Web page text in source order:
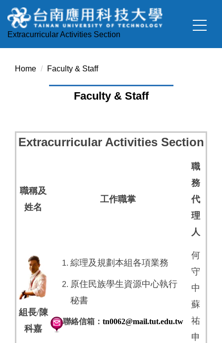
Jump
to
the
block
Extracurricular Activities Section
Home Faculty & Staff
Faculty & Staff
Extracurricular Activities Section
職稱及
姓名
工作職掌
職
務
代
理
人
組長/陳
科嘉
綜理及規劃本組各項業務
原住民族學生資源中心執行
秘書
聯絡信箱： tn0062@mail.tut.edu.tw
何
守
中
蘇
祐
申